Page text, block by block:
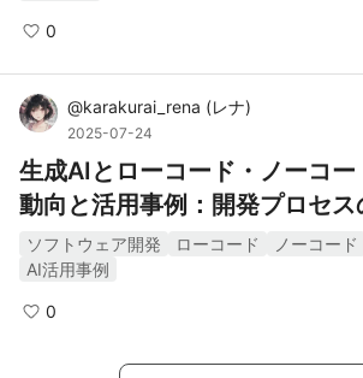
0
@karakurai_rena (レナ)
2025-07-24
生成AIとローコード・ノーコ
動向と活用事例：開発プロセ
効率化
ソフトウェア開発 ローコード ノーコード
AI活用事例
0